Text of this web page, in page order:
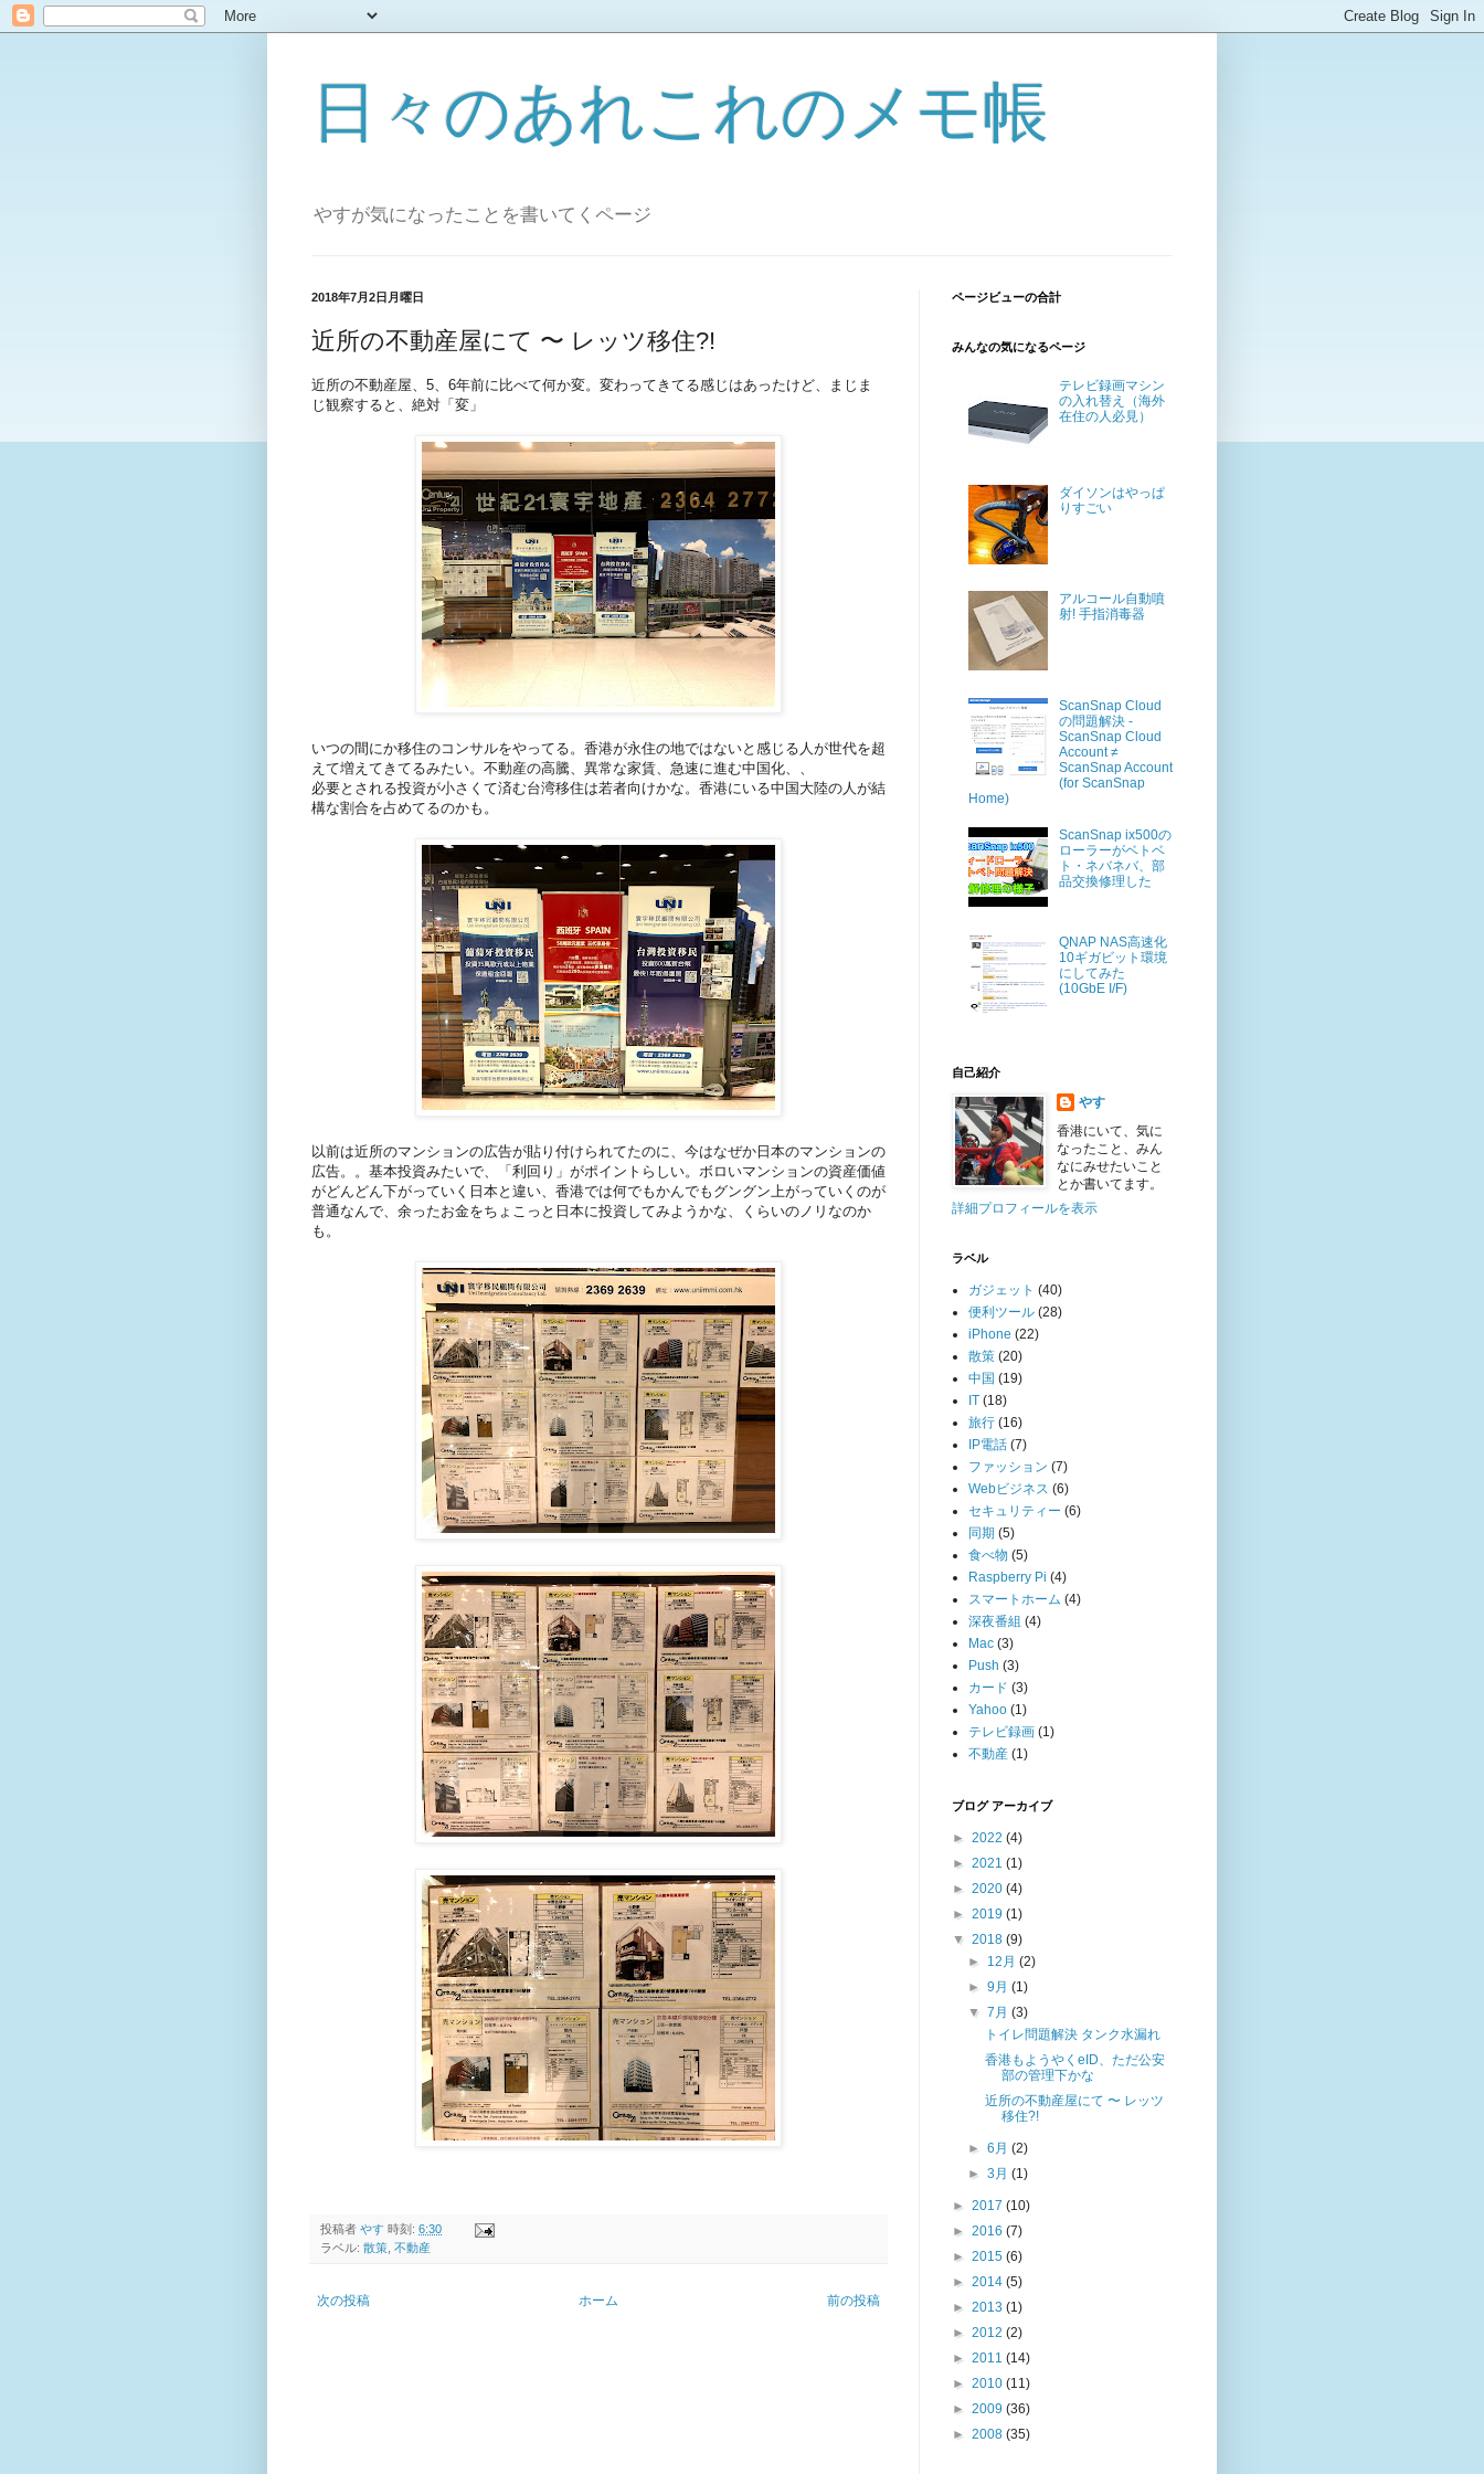
日々のあれこれのメモ帳
やすが気になったことを書いてくページ
2018年7月2日月曜日
近所の不動産屋にて 〜 レッツ移住?!
近所の不動産屋、5、6年前に比べて何か変。変わってきてる感じはあったけど、まじま
じ観察すると、絶対「変」
いつの間にか移住のコンサルをやってる。香港が永住の地ではないと感じる人が世代を超
えて増えてきてるみたい。不動産の高騰、異常な家賃、急速に進む中国化、、
必要とされる投資が小さくて済む台湾移住は若者向けかな。香港にいる中国大陸の人が結
構な割合を占めてるのかも。
以前は近所のマンションの広告が貼り付けられてたのに、今はなぜか日本のマンションの
広告。。基本投資みたいで、「利回り」がポイントらしい。ボロいマンションの資産価値
がどんどん下がっていく日本と違い、香港では何でもかんでもグングン上がっていくのが
普通なんで、余ったお金をちょこっと日本に投資してみようかな、くらいのノリなのか
も。
投稿者 やす 時刻: 6:30
ラベル: 散策 不動産
次の投稿 前の投稿
ホーム
ページビューの合計
みんなの気になるページ
テレビ録画マシン
の入れ替え（海外
在住の人必見）
ダイソンはやっぱ
りすごい
アルコール自動噴
射! 手指消毒器
ScanSnap Cloud
の問題解決 -
ScanSnap Cloud
Account ≠
ScanSnap Account
(for ScanSnap
Home)
ScanSnap ix500の
ローラーがベトベ
ト・ネバネバ、部
品交換修理した
QNAP NAS高速化
10ギガビット環境
にしてみた
(10GbE I/F)
自己紹介
やす
香港にいて、気に
なったこと、みん
なにみせたいこと
とか書いてます。
詳細プロフィールを表示
ラベル
ガジェット (40)
便利ツール (28)
iPhone (22)
散策 (20)
中国 (19)
IT (18)
旅行 (16)
IP電話 (7)
ファッション (7)
Webビジネス (6)
セキュリティー (6)
同期 (5)
食べ物 (5)
Raspberry Pi (4)
スマートホーム (4)
深夜番組 (4)
Mac (3)
Push (3)
カード (3)
Yahoo (1)
テレビ録画 (1)
不動産 (1)
ブログ アーカイブ
► 2022 (4)
► 2021 (1)
► 2020 (4)
► 2019 (1)
▼ 2018 (9)
► 12月(2)
►9月(1)
▼7月(3)
トイレ問題解決 タンク水漏れ
香港もようやくeID、ただ公安
部の管理下かな
近所の不動産屋にて 〜 レッツ
移住?!
►6月(2)
►3月(1)
► 2017 (10)
► 2016 (7)
► 2015 (6)
► 2014 (5)
► 2013 (1)
► 2012 (2)
► 2011 (14)
► 2010 (11)
► 2009 (36)
► 2008 (35)